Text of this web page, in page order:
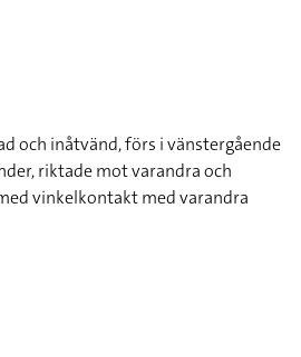
och inåtvänd, förs i vänstergående
riktade mot varandra och
vinkelkontakt med varandra